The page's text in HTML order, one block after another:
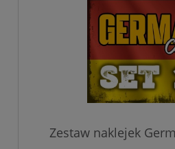
Zestaw naklejek